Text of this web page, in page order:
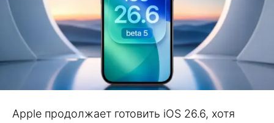
Apple продолжает готовить iOS 26.6, хотя